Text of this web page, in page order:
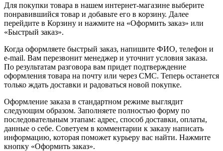
Для покупки товара в нашем интернет-магазине выберите
понравившийся товар и добавьте его в корзину. Далее
перейдите в Корзину и нажмите на «Оформить заказ» или
«Быстрый заказ».
Когда оформляете быстрый заказ, напишите ФИО, телефон и
e-mail. Вам перезвонит менеджер и уточнит условия заказа.
По результатам разговора вам придет подтверждение
оформления товара на почту или через СМС. Теперь останется
только ждать доставки и радоваться новой покупке.
Оформление заказа в стандартном режиме выглядит
следующим образом. Заполняете полностью форму по
последовательным этапам: адрес, способ доставки, оплаты,
данные о себе. Советуем в комментарии к заказу написать
информацию, которая поможет курьеру вас найти. Нажмите
кнопку «Оформить заказ».